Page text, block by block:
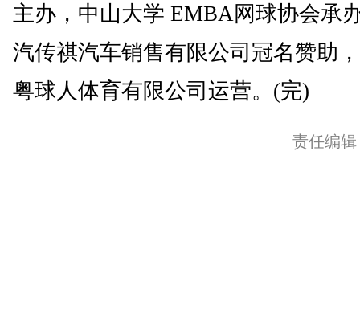
主办，中山大学 EMBA网球协会承
汽传祺汽车销售有限公司冠名赞助
粤球人体育有限公司运营。(完)
责任编